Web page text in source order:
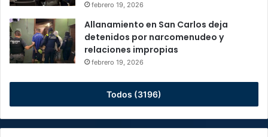
febrero 19, 2026
Allanamiento en San Carlos deja
detenidos por narcomenudeo y
relaciones impropias
febrero 19, 2026
Todos (3196)